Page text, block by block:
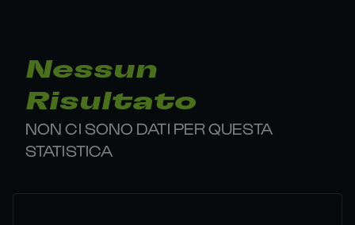
Nessun
Risultato
NON CI SONO DATI PER QUESTA
STATISTICA